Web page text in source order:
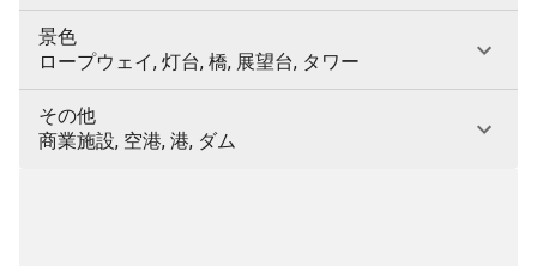
景色
ロープウェイ, 灯台, 橋, 展望台, タワー
その他
商業施設, 空港, 港, ダム